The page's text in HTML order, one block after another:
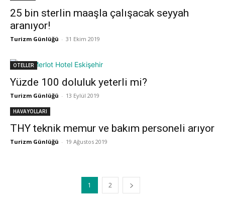
25 bin sterlin maaşla çalışacak seyyah
aranıyor!
Turizm Günlüğü - 31 Ekim 2019
OTELLER
Yüzde 100 doluluk yeterli mi?
Turizm Günlüğü - 13 Eylül 2019
HAVAYOLLARI
THY teknik memur ve bakım personeli arıyor
Turizm Günlüğü - 19 Ağustos 2019
1 2